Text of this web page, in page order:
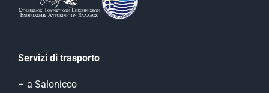
Servizi di trasporto
– a Salonicco